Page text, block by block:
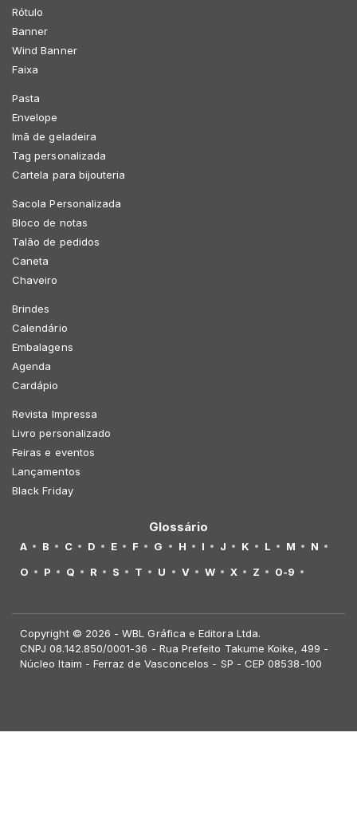
Rótulo
Banner
Wind Banner
Faixa
Pasta
Envelope
Imã de geladeira
Tag personalizada
Cartela para bijouteria
Sacola Personalizada
Bloco de notas
Talão de pedidos
Caneta
Chaveiro
Brindes
Calendário
Embalagens
Agenda
Cardápio
Revista Impressa
Livro personalizado
Feiras e eventos
Lançamentos
Black Friday
Glossário
A B C D E F G H I J K L M
N
O
P Q R S T U V W X Z 0-9
Copyright © 2026 - WBL Gráfica e Editora Ltda.
CNPJ 08.142.850/0001-36 - Rua Prefeito Takume Koike, 499 -
Núcleo Itaim - Ferraz de Vasconcelos - SP - CEP 08538-100